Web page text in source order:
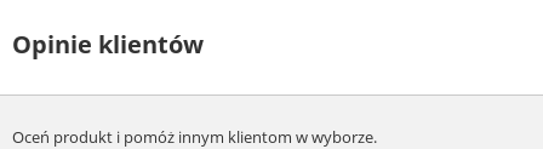
Opinie klientów
Oceń produkt i pomóż innym klientom w wyborze.